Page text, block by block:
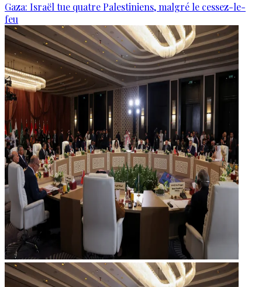
Gaza: Israël tue quatre Palestiniens, malgré le cessez-le-
feu